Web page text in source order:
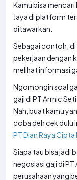
Kamu bisa mencari
Jaya di platform
ditawarkan.
Sebagai contoh,
pekerjaan dengan
melihat informasi
Ngomongin soal
gaji di PT Arrnic
Nah, buat kamu
coba deh cek dulu
PT Dian Raya
Siapa tau bisa jadi
negosiasi gaji di PT
perusahaan yang